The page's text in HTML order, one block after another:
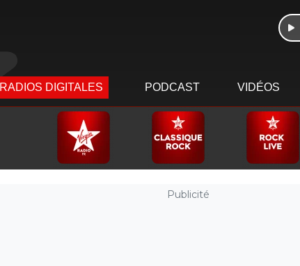
RADIOS DIGITALES PODCAST VIDÉOS
Publicité